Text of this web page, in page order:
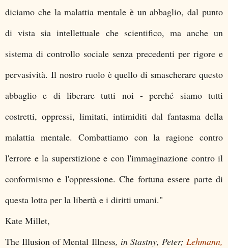
diciamo che la malattia mentale è un abbaglio, dal punto
di vista sia intellettuale che scientifico, ma anche un
sistema di controllo sociale senza precedenti per rigore e
pervasività. Il nostro ruolo è quello di smascherare questo
abbaglio e di liberare tutti noi - perché siamo tutti
costretti, oppressi, limitati, intimiditi dal fantasma della
malattia mentale. Combattiamo con la ragione contro
l'errore e la superstizione e con l'immaginazione contro il
conformismo e l'oppressione. Che fortuna essere parte di
questa lotta per la libertà e i diritti umani."
Kate Millet,
The Illusion of Mental Illness, in Stastny, Peter; Lehmann,